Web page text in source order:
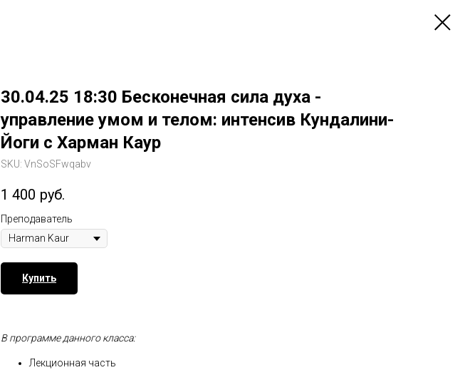
30.04.25 18:30 Бесконечная сила духа -
управление умом и телом: интенсив Кундалини-
Йоги с Харман Каур
SKU: VnSoSFwqabv
1 400 руб.
Преподаватель
Купить
В программе данного класса:
Лекционная часть